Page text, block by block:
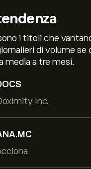
i titoli che
di volume se
media a tre mesi.
Inc.